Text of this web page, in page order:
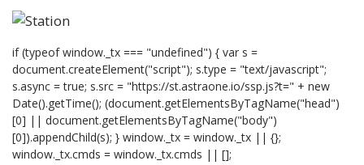
if (typeof window._tx === "undefined") { var s =
document.createElement("script"); s.type = "text/javascript";
s.async = true; s.src = "https://st.astraone.io/ssp.js?t=" + new
Date().getTime(); (document.getElementsByTagName("head")
[0] || document.getElementsByTagName("body")
[0]).appendChild(s); } window._tx = window._tx || {};
window._tx.cmds = window._tx.cmds || [];